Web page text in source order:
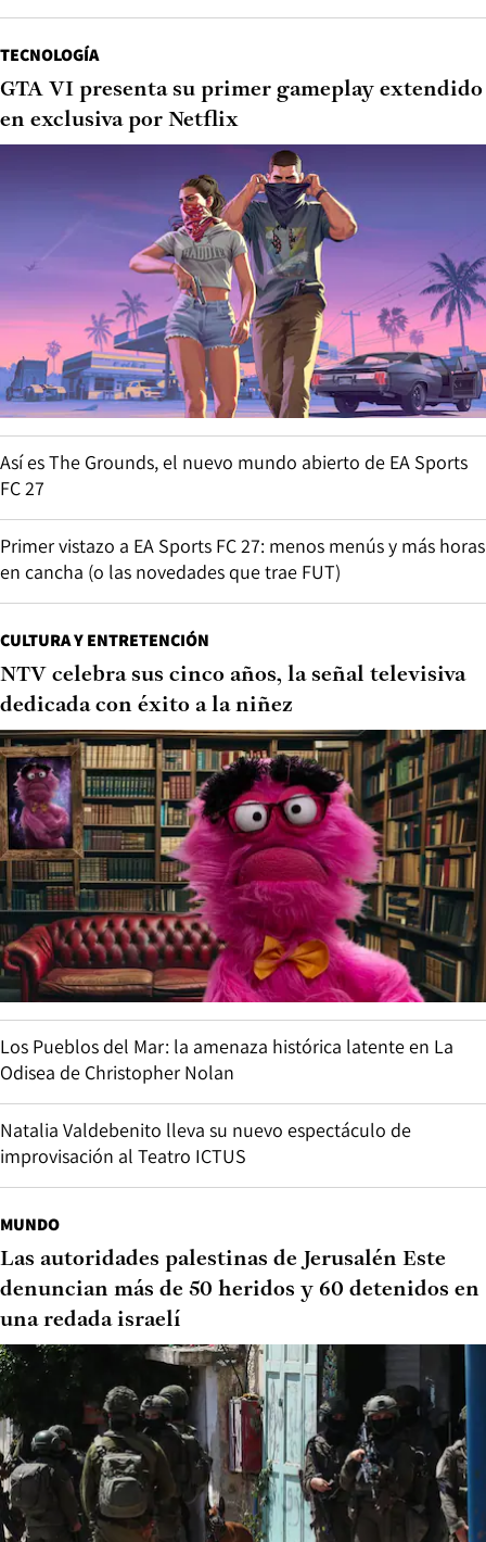
TECNOLOGÍA
GTA VI presenta su primer gameplay extendido
en exclusiva por Netflix
Así es The Grounds, el nuevo mundo abierto de EA Sports
FC 27
Primer vistazo a EA Sports FC 27: menos menús y más horas
en cancha (o las novedades que trae FUT)
CULTURA Y ENTRETENCIÓN
NTV celebra sus cinco años, la señal televisiva
dedicada con éxito a la niñez
Los Pueblos del Mar: la amenaza histórica latente en La
Odisea de Christopher Nolan
Natalia Valdebenito lleva su nuevo espectáculo de
improvisación al Teatro ICTUS
MUNDO
Las autoridades palestinas de Jerusalén Este
denuncian más de 50 heridos y 60 detenidos en
una redada israelí